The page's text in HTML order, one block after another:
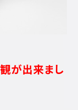
が出来まし